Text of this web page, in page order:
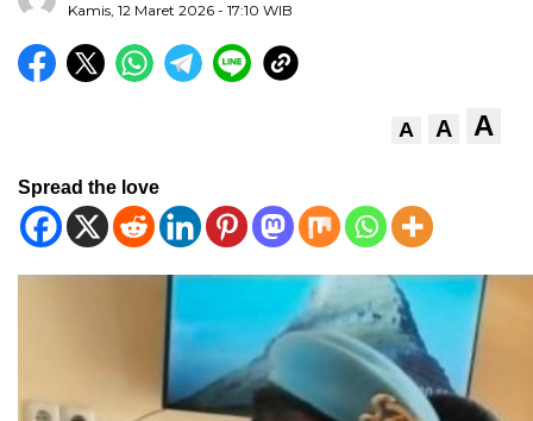
Kamis, 12 Maret 2026 - 17:10 WIB
A A A
Spread the love